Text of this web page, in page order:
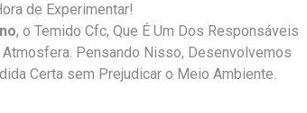
de Experimentar!
, o Temido Cfc, Que É Um Dos Responsáveis
Pensando Nisso, Desenvolvemos
Certa sem Prejudicar o Meio Ambiente.